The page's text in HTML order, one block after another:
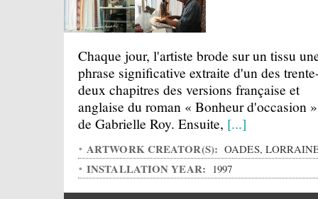
Chaque jour, l'artiste brode sur un tissu
phrase significative extraite d'un des
deux chapitres des versions française et
anglaise du roman « Bonheur d'occasion »
de Gabrielle Roy. Ensuite, [...]
ARTWORK CREATOR(S): OADES,
INSTALLATION YEAR: 1997